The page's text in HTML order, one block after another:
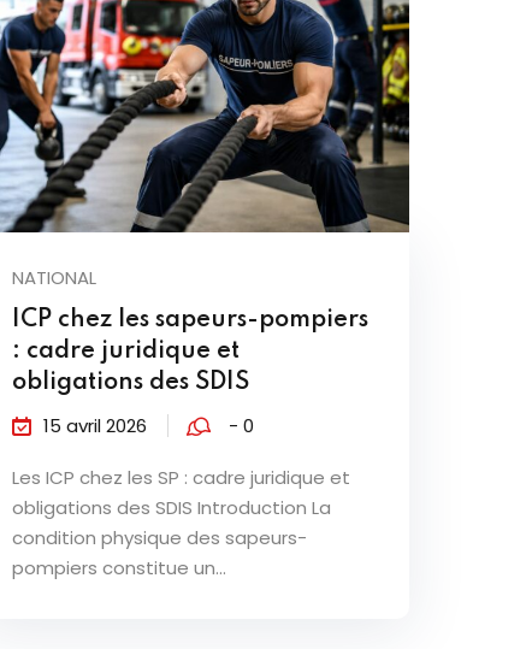
NATIONAL
ICP chez les sapeurs-pompiers
: cadre juridique et
obligations des SDIS
15 avril 2026 - 0
Les ICP chez les SP : cadre juridique et
obligations des SDIS Introduction La
condition physique des sapeurs-
pompiers constitue un...